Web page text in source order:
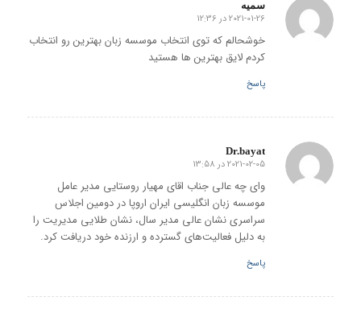
سمیه
گفته:
2021-01-26 در 12:36
خوشحالم که توی انتخاب موسسه زبان بهترین رو انتخاب
کردم لایق بهترین ها هستید
پاسخ
Dr.bayat
گفته:
2021-02-05 در 13:58
وای چه عالی جناب اقای مهیار روستایی مدیر عامل
موسسه زبان انگلیسی ایران اروپا در دومین اجلاس
سراسری نشان عالی مدیر سال، نشان طلایی مدیریت را
به دلیل فعالیت‌های گسترده و ارزنده خود دریافت کرد.
پاسخ